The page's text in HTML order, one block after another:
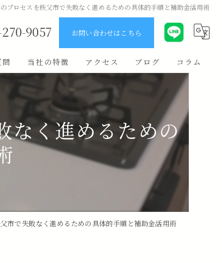
プロセスを秩父市で失敗なく進めるための具体的手順と補助金活用術
9057 お問い合わせはこちら
当社の特徴
ユニットバス
キッチン
原状回復
アクセス ブログ コラム
なく進めるための
市で失敗なく進めるための具体的手順と補助金活用術